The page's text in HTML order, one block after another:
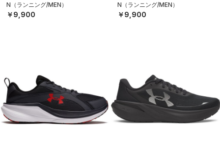
N（ランニング/MEN）
￥9,900
N（ランニング/MEN）
￥9,900